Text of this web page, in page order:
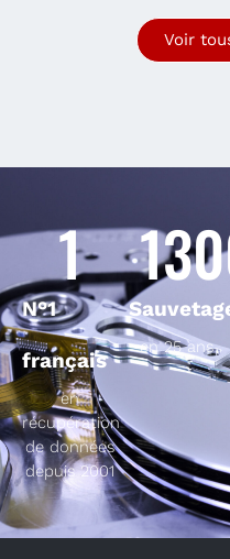
Voir
N°1
français
1
en
récupération
de données
depuis 2001
en 25 ans